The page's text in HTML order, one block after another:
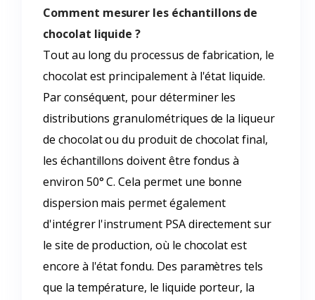
Comment mesurer les échantillons de
chocolat liquide ?
Tout au long du processus de fabrication, le
chocolat est principalement à l'état liquide.
Par conséquent, pour déterminer les
distributions granulométriques de la liqueur
de chocolat ou du produit de chocolat final,
les échantillons doivent être fondus à
environ 50° C. Cela permet une bonne
dispersion mais permet également
d'intégrer l'instrument PSA directement sur
le site de production, où le chocolat est
encore à l'état fondu. Des paramètres tels
que la température, le liquide porteur, la